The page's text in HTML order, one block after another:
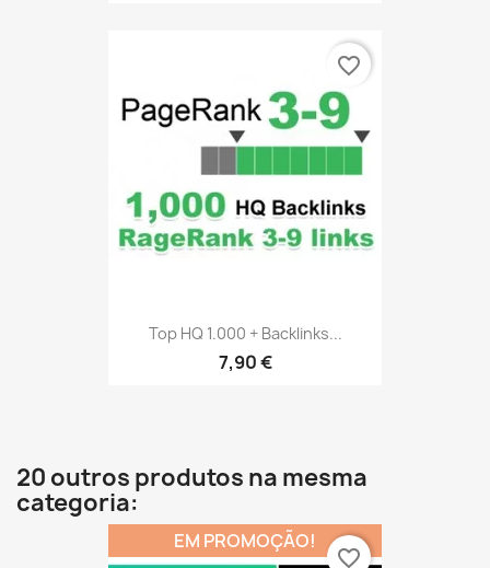
Top HQ 1.000 + Backlinks...
7,90 €
favorite_border
20 outros produtos na mesma
categoria:
EM PROMOÇÃO!
favorite_border